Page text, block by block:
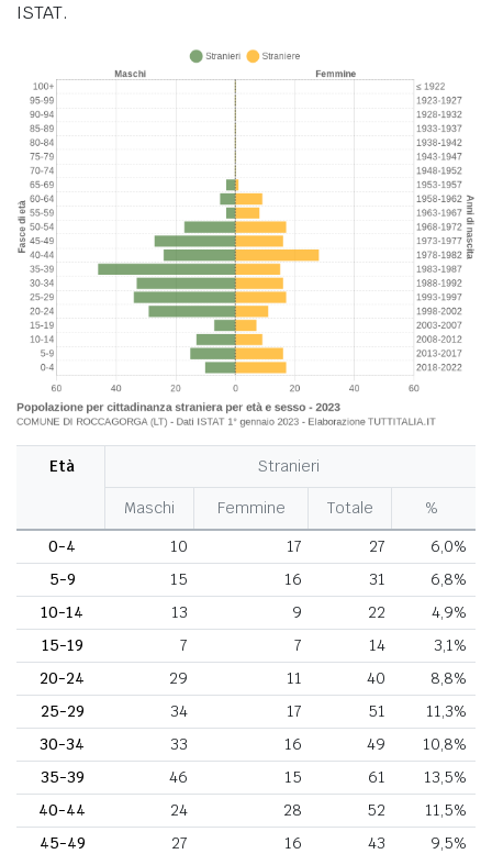
ISTAT.
Età Stranieri
Maschi Femmine Totale
%
0-4
10 17 27
6,0%
5-9
15 16 31
6,8%
10-14
13 9 22
4,9%
15-19
7 7 14
3,1%
20-24
29 11 40
8,8%
25-29
34 17 51
11,3%
30-34
33 16 49
10,8%
35-39
46 15 61
13,5%
40-44
24 28 52
11,5%
45-49
27 16 43
9,5%